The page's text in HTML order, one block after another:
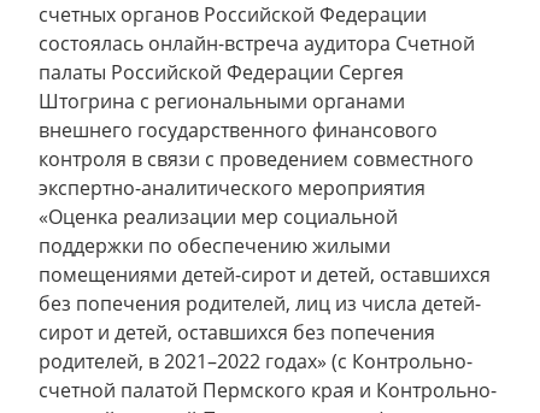
счетных органов Российской Федерации
состоялась онлайн-встреча аудитора Счетной
палаты Российской Федерации Сергея
Штогрина с региональными органами
внешнего государственного финансового
контроля в связи с проведением совместного
экспертно-аналитического мероприятия
«Оценка реализации мер социальной
поддержки по обеспечению жилыми
помещениями детей-сирот и детей, оставшихся
без попечения родителей, лиц из числа детей-
сирот и детей, оставшихся без попечения
родителей, в 2021–2022 годах» (с Контрольно-
счетной палатой Пермского края и Контрольно-